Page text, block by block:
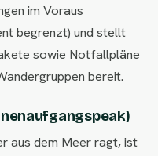
im Voraus
begrenzt) und stellt
sowie Notfallpläne
bereit.
aus dem Meer ragt, ist